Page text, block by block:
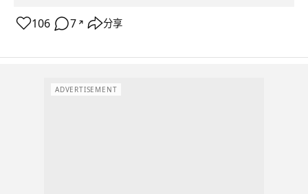
106 7 ↗ 分享
ADVERTISEMENT